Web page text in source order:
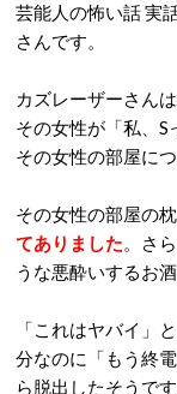
芸能人の怖い話 実
さんです。
カズレーザーさん
その女性が「私、S
その女性の部屋に
その女性の部屋の
てありました。さ
うな悪酔いするお酒
「これはヤバイ」
分なのに「もう終
ら脱出したそうです